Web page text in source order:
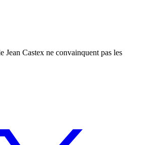
Jean Castex ne convainquent pas les